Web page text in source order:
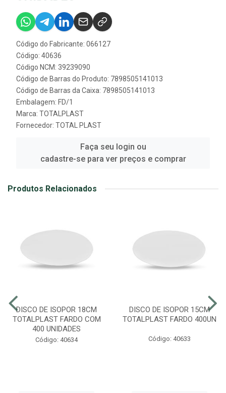
Código do Fabricante: 066127
Código: 40636
Código NCM: 39239090
Código de Barras do Produto: 7898505141013
Código de Barras da Caixa: 7898505141013
Embalagem: FD/1
Marca: TOTALPLAST
Fornecedor: TOTAL PLAST
Faça seu login ou
cadastre-se para ver preços e comprar
Produtos Relacionados
DISCO DE ISOPOR 18CM
TOTALPLAST FARDO COM
400 UNIDADES
Código: 40634
DISCO DE ISOPOR 15CM
TOTALPLAST FARDO 400UN
Código: 40633